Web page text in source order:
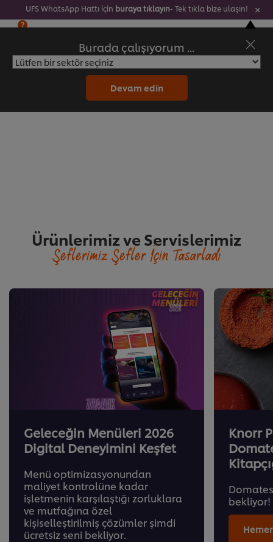
UFS WhatsApp Hattı için buraya tıklayın- Tek tıkla bize ulaşın!
?
Burada çalışıyorum ...
Devam edin
Ürünlerimiz ve Servislerimiz
Şeflerimiz Şefler İçin Tasarladı
Geleceğin Menüleri 2026
Digital Deneyimini Keşfet
Menü optimizasyonundan
maliyet kontrolüne kadar
işletmenin karşılaştığı zorluklara
ve mutfağına özel
kişiselleştirilmiş çözümler şimdi
ücretsiz seni bekliyor.
Knorr
bekliyor!